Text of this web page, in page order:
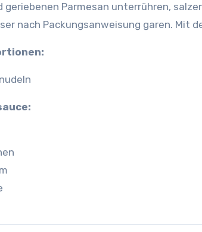
geriebenen Parmesan unterrühren,
nach Packungsanweisung garen. Mit